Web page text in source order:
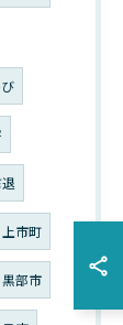
上市町
黒部市